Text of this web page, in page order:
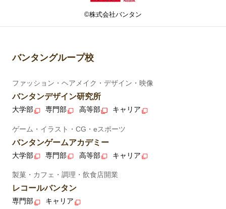
©株式会社バンタン
バンタングループ校
ファッション・ヘアメイク・デザイン・映像
バンタンデザイン研究所
大学部 専門部 高等部 キャリア
ゲーム・イラスト・CG・eスポーツ
バンタンゲームアカデミー
大学部 専門部 高等部 キャリア
製菓・カフェ・調理・飲食店開業
レコールバンタン
専門部 キャリア